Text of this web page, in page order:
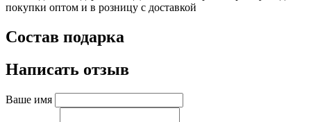
покупки оптом и в розницу с доставкой
Состав подарка
Написать отзыв
Ваше имя